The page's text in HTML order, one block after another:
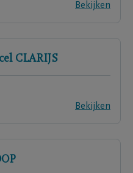
Bekijken
CLARIJS
Bekijken